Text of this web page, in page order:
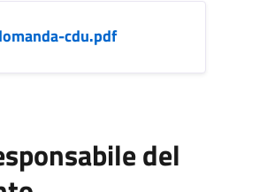
cdu.pdf
del